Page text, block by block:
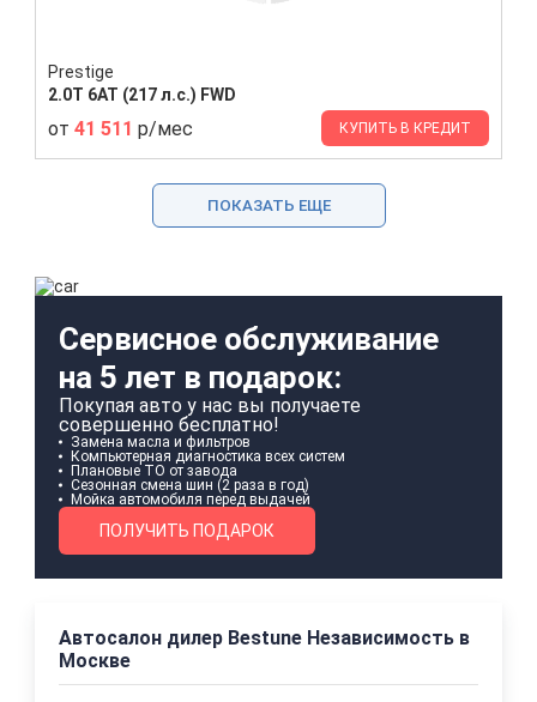
Prestige
2.0T 6AT (217 л.с.) FWD
от 41 511 р/мес КУПИТЬ В КРЕДИТ
ПОКАЗАТЬ ЕЩЕ
Сервисное обслуживание
на 5 лет в подарок:
Покупая авто у нас вы получаете
совершенно бесплатно!
Замена масла и фильтров
Компьютерная диагностика всех систем
Плановые ТО от завода
Сезонная смена шин (2 раза в год)
Мойка автомобиля перед выдачей
ПОЛУЧИТЬ ПОДАРОК
Автосалон дилер Bestune Независимость в
Москве